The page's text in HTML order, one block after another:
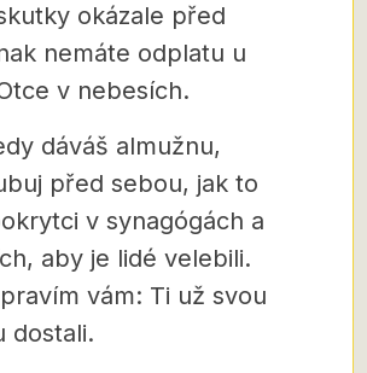
okázale před
nemáte odplatu u
v nebesích.
dáváš almužnu,
před sebou, jak to
v synagógách a
aby je lidé velebili.
vám: Ti už svou
dostali.